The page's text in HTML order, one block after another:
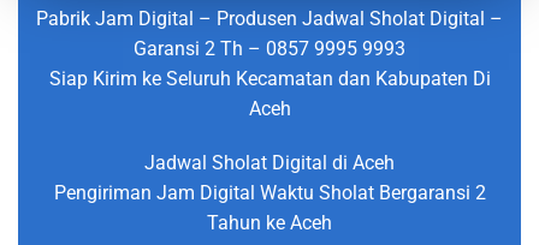
Pabrik Jam Digital – Produsen Jadwal Sholat Digital –
Garansi 2 Th – 0857 9995 9993
Siap Kirim ke Seluruh Kecamatan dan Kabupaten Di
Aceh
Jadwal Sholat Digital di Aceh
Pengiriman Jam Digital Waktu Sholat Bergaransi 2
Tahun ke Aceh